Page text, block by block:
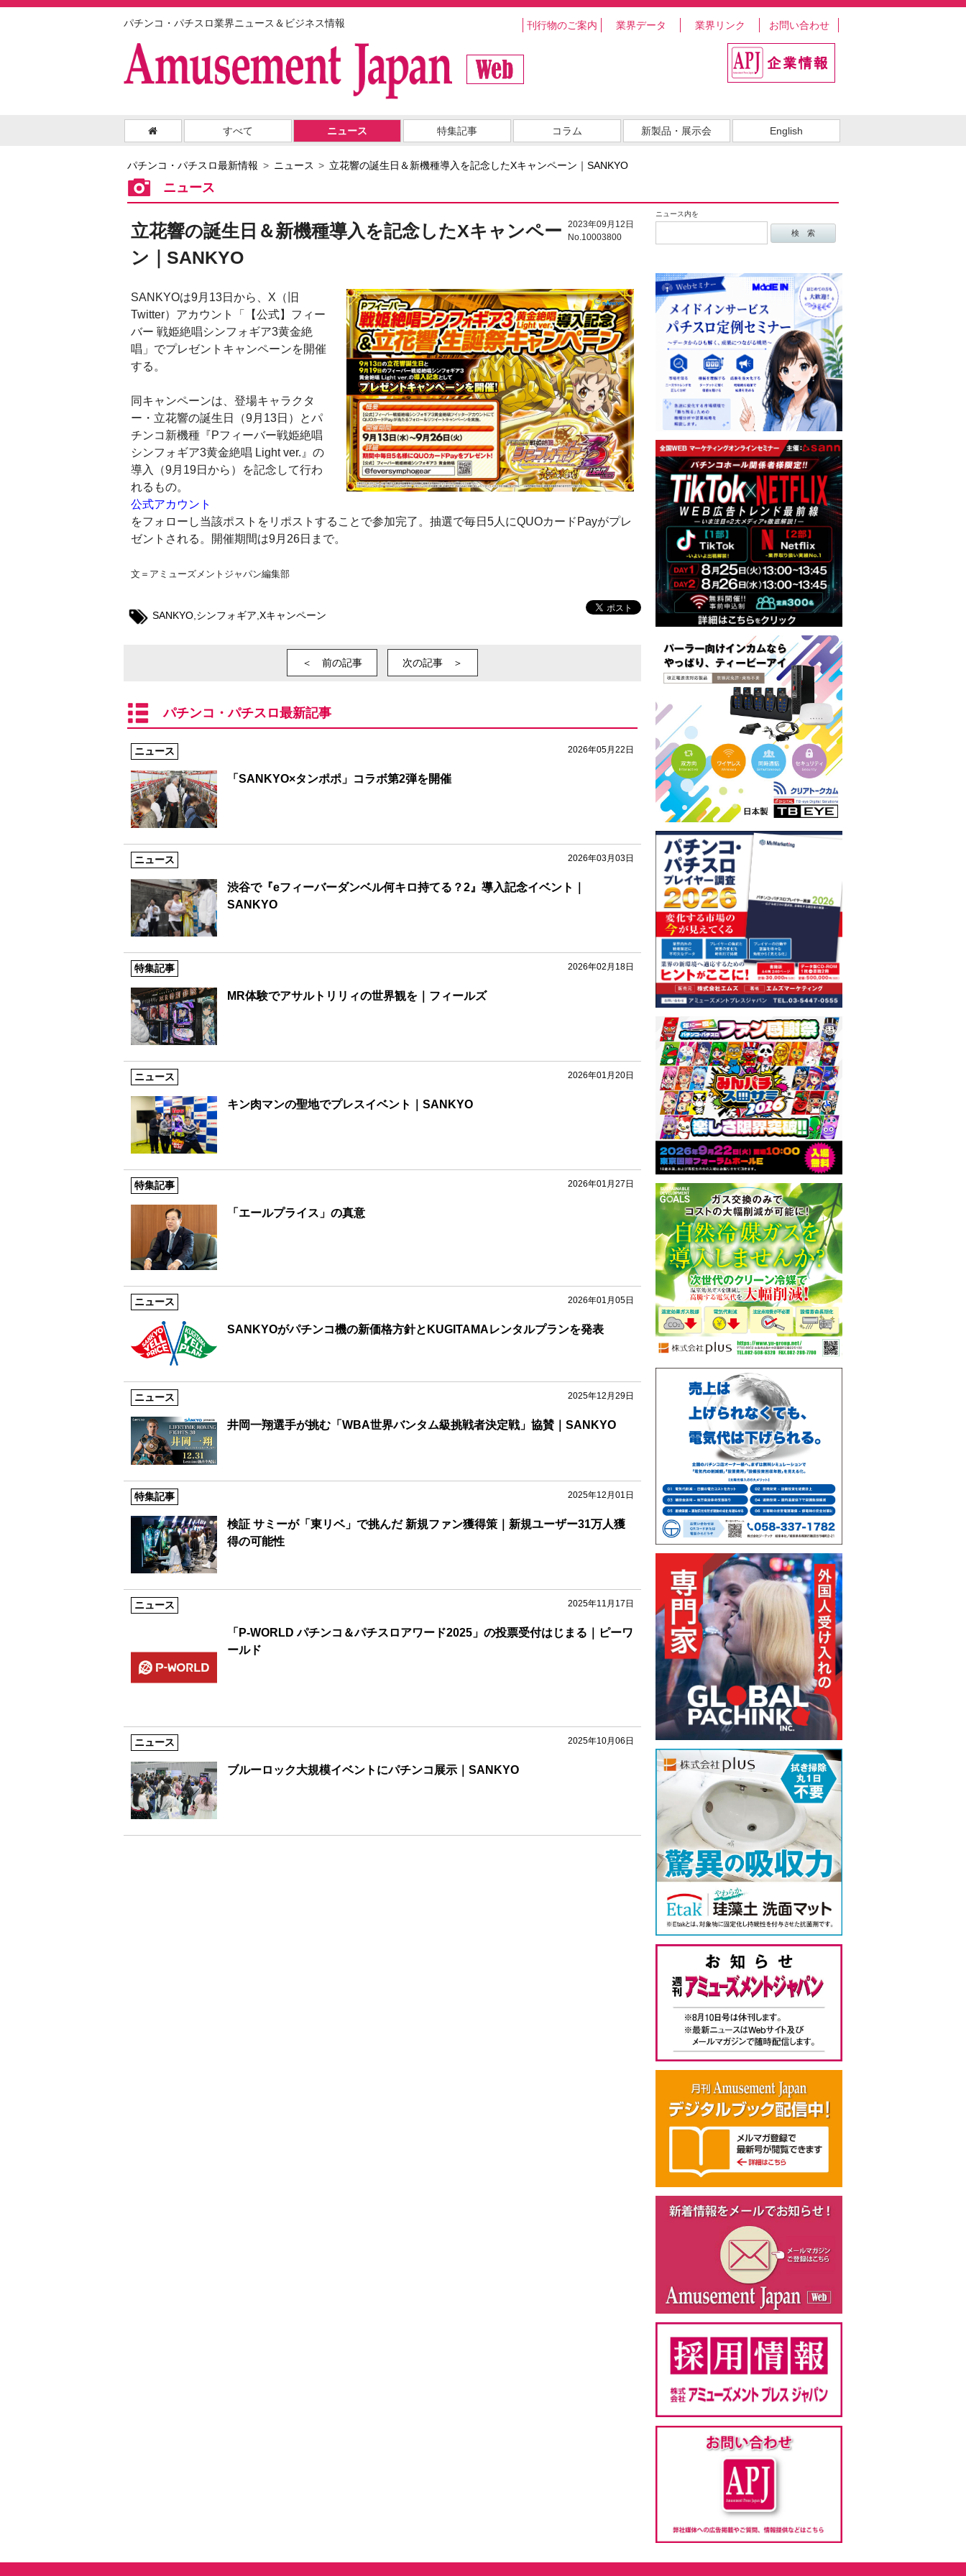
パチンコ・パチスロ業界ニュース＆ビジネス情報 刊行物のご案内 業界データ 業界リンク お問い合わせ
すべて ニュース 特集記事 コラム 新製品・展示会 English
パチンコ・パチスロ最新情報 ニュース 立花響の誕生日＆新機種導入を記念したXキャンペーン｜SANKYO
ニュース
ニュース内を
2023年09月12日
No.10003800
立花響の誕生日＆新機種導入を記念したXキャンペー
ン｜SANKYO
SANKYOは9月13日から、X（旧
Twitter）アカウント「【公式】フィー
バー 戦姫絶唱シンフォギア3黄金絶
唱」でプレゼントキャンペーンを開催
する。
同キャンペーンは、登場キャラクタ
ー・立花響の誕生日（9月13日）とパ
チンコ新機種『Pフィーバー戦姫絶唱
シンフォギア3黄金絶唱 Light ver.』の
導入（9月19日から）を記念して行わ
れるもの。
公式アカウント
をフォローし当該ポストをリポストすることで参加完了。抽選で毎日5人にQUOカードPayがプレ
ゼントされる。開催期間は9月26日まで。
文＝アミューズメントジャパン編集部
SANKYO,シンフォギア,Xキャンペーン
＜ 前の記事 次の記事 ＞
パチンコ・パチスロ最新記事
2026年05月22日
ニュース
「SANKYO×タンポポ」コラボ第2弾を開催
2026年03月03日
ニュース
渋谷で『eフィーバーダンベル何キロ持てる？2』導入記念イベント｜
SANKYO
2026年02月18日
特集記事
MR体験でアサルトリリィの世界観を｜フィールズ
2026年01月20日
ニュース
キン肉マンの聖地でプレスイベント｜SANKYO
2026年01月27日
特集記事
「エールプライス」の真意
2026年01月05日
ニュース
SANKYOがパチンコ機の新価格方針とKUGITAMAレンタルプランを発表
2025年12月29日
ニュース
井岡一翔選手が挑む「WBA世界バンタム級挑戦者決定戦」協賛｜SANKYO
2025年12月01日
特集記事
検証 サミーが「東リベ」で挑んだ 新規ファン獲得策｜新規ユーザー31万人獲
得の可能性
2025年11月17日
ニュース
「P-WORLD パチンコ＆パチスロアワード2025」の投票受付はじまる｜ピーワ
ールド
2025年10月06日
ニュース
ブルーロック大規模イベントにパチンコ展示｜SANKYO